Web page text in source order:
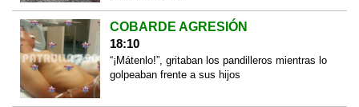
COBARDE AGRESIÓN
18:10
“¡Mátenlo!”, gritaban los pandilleros mientras lo
golpeaban frente a sus hijos